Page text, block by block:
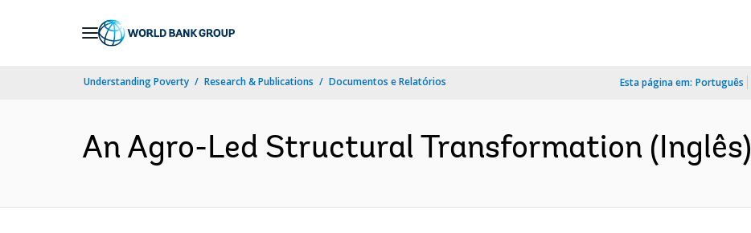
Understanding Poverty Research & Publications Documentos e Relatórios Esta página em: Português
An Agro-Led Structural Transformation (Inglês)